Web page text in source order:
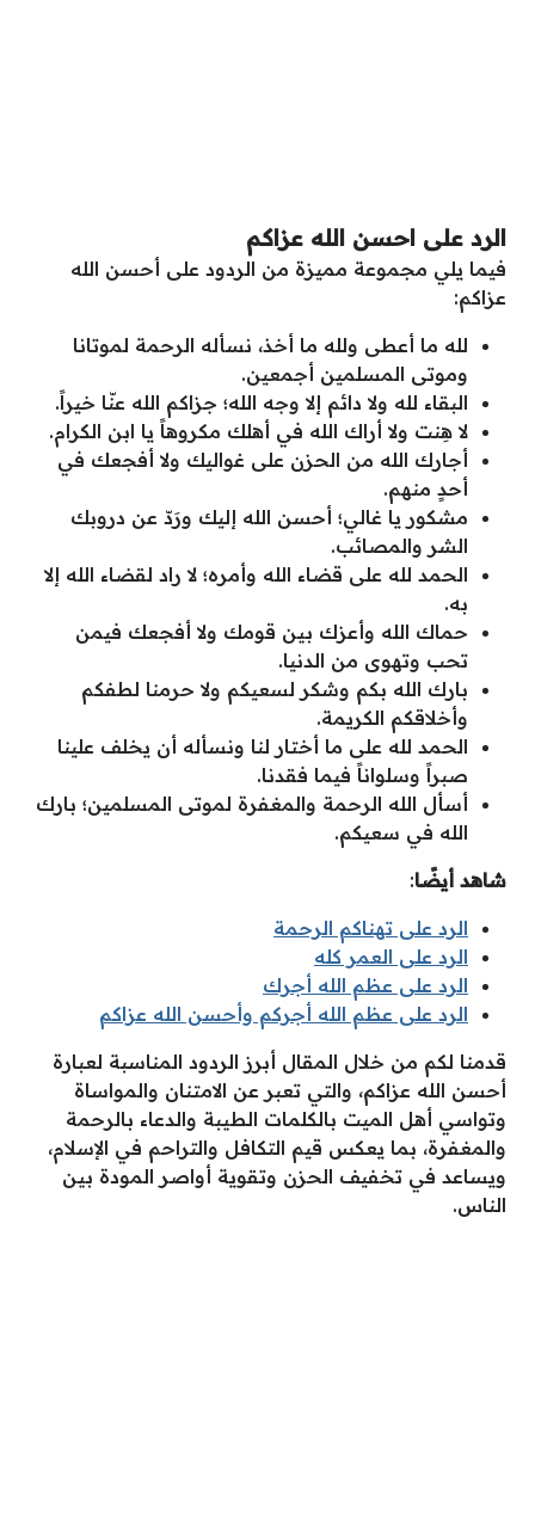
الرد على احسن الله عزاكم
فيما يلي مجموعة مميزة من الردود على أحسن الله
عزاكم:
لله ما أعطى ولله ما أخذ، نسأله الرحمة لموتانا
وموتى المسلمين أجمعين.
البقاء لله ولا دائم إلا وجه الله؛ جزاكم الله عنّا خيراً.
لا هِنت ولا أراك الله في أهلك مكروهاً يا ابن الكرام.
أجارك الله من الحزن على غواليك ولا أفجعك في
أحدٍ منهم.
مشكور يا غالي؛ أحسن الله إليك ورَدّ عن دروبك
الشر والمصائب.
الحمد لله على قضاء الله وأمره؛ لا راد لقضاء الله إلا
به.
حماك الله وأعزك بين قومك ولا أفجعك فيمن
تحب وتهوى من الدنيا.
بارك الله بكم وشكر لسعيكم ولا حرمنا لطفكم
وأخلاقكم الكريمة.
الحمد لله على ما أختار لنا ونسأله أن يخلف علينا
صبراً وسلواناً فيما فقدنا.
أسأل الله الرحمة والمغفرة لموتى المسلمين؛ بارك
الله في سعيكم.
شاهد أيضًا:
الرد على تهناكم الرحمة
الرد على العمر كله
الرد على عظم الله أجرك
الرد على عظم الله أجركم وأحسن الله عزاكم
قدمنا لكم من خلال المقال أبرز الردود المناسبة لعبارة
أحسن الله عزاكم، والتي تعبر عن الامتنان والمواساة
وتواسي أهل الميت بالكلمات الطيبة والدعاء بالرحمة
والمغفرة، بما يعكس قيم التكافل والتراحم في الإسلام،
ويساعد في تخفيف الحزن وتقوية أواصر المودة بين
الناس.